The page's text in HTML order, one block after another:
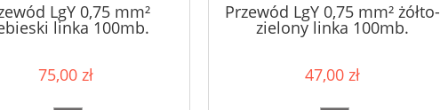
LgY 0,75 mm²
linka 100mb.
75,00 zł
Przewód LgY 0,75 mm² żółto-
zielony linka 100mb.
47,00 zł